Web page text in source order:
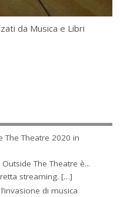
da Musica e Libri
The Theatre 2020 in
The Theatre è...
streaming. […]
di musica